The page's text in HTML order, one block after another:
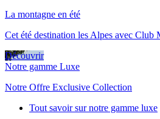
La montagne en été
Cet été destination les Alpes avec Club
Découvrir
Notre gamme Luxe
Notre Offre Exclusive Collection
Tout savoir sur notre gamme luxe